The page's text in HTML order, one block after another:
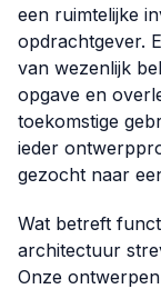
een ruimtelijke
opdrachtgever.
van wezenlijk
opgave en
toekomstige
ieder
gezocht naar
Wat betreft
architectuur
Onze